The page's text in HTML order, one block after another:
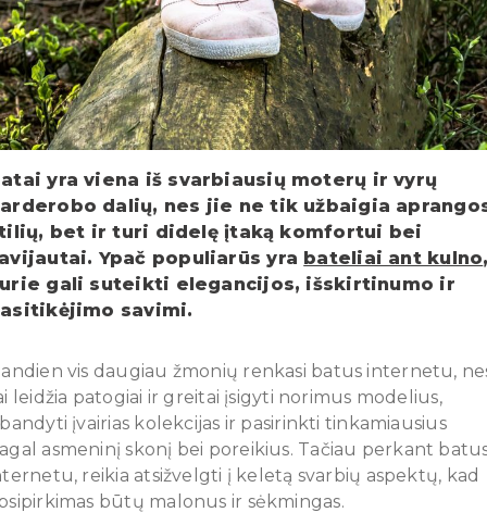
yra viena iš svarbiausių moterų ir vyrų
dalių, nes jie ne tik užbaigia
bet ir turi didelę įtaką komfortui bei
Ypač populiarūs yra bateliai ant kulno
gali suteikti elegancijos, išskirtinumo ir
savimi.
vis daugiau žmonių renkasi batus internetu,
leidžia patogiai ir greitai įsigyti norimus modelius,
įvairias kolekcijas ir pasirinkti tinkamiausius
asmeninį skonį bei poreikius. Tačiau perkant
reikia atsižvelgti į keletą svarbių aspektų, kad
būtų malonus ir sėkmingas.